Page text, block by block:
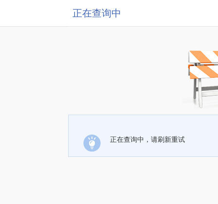
正在查询中
正在查询中，请刷新重试